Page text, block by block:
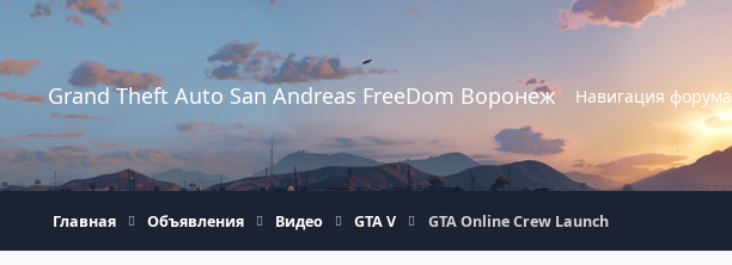
Перейти к содержанию
Grand Theft Auto San Andreas FreeDom Воронеж Навигация форума
Главная Объявления Видео GTA V GTA Online Crew Launch